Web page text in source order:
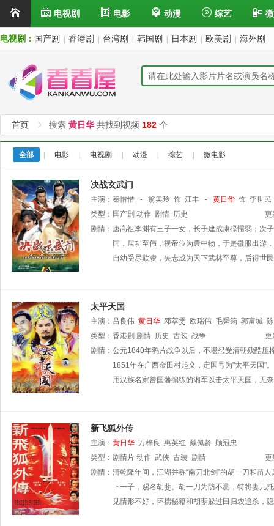
电视剧 电影 动漫 综艺
电视剧： 国产剧 香港剧 台湾剧 韩国剧 日本剧 欧美剧 海外剧
首页 搜索 黄日华共找到视频 182 个
全部 电影 电视剧 动漫 综艺 微电影
决战玄武门
主演： 秦惜惜 - 翁美玲 饰 江丰 - 黄日华 饰 李世民
类型： 国产剧 动作 剧情 历史
更
剧情： 唐高祖李渊有三子一女，长子建成康碌懦弱；次
国，居功至伟，视帝位为囊中物，于是微服出游
自幼受尽欺凌，矢志成为天下武林至尊，后得世
太平天国
主演： 吕良伟 黄日华 邓萃雯 欧瑞伟 毛舜筠 郭富城
类型： 香港剧 剧情 历史 古装 战争
更
剧情： 公元1840年鸦片战争以后，不堪忍受清朝残酷压
1851年在广西金田村起义，定国号为"太平天国"
用汉族名家曾国藩编练的湘军以击太平天国，无
新飞狐外传
主演： 黄日华 万梓良 惠英红 戴佩龄 顾冠忠
类型： 剧情片 动作 武侠 古装 剧情
更
剧情： 清乾隆年间，江湖并称“南刀北剑”的胡一刀和苗
下一子，赐名胡斐。胡一刀为防不测，特将妻儿
见情形不好，怀揣秘籍和胡斐躲过田归农追杀，